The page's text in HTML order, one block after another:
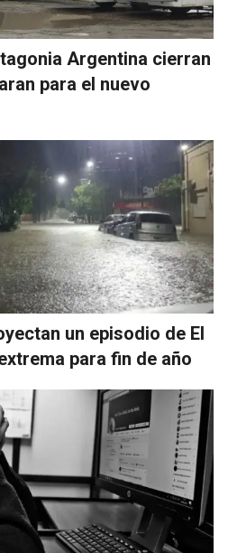
Argentina cierran
para el nuevo
un episodio de El
para fin de año